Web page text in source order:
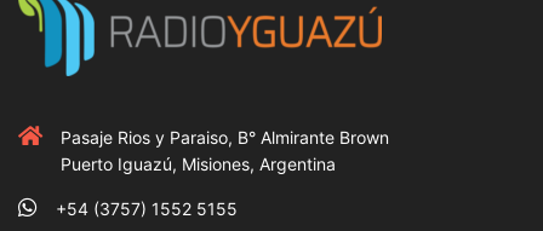
Pasaje Rios y Paraiso, B° Almirante Brown
Puerto Iguazú, Misiones, Argentina
+54 (3757) 1552 5155